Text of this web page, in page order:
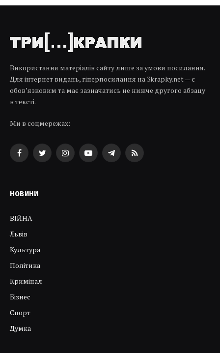
Використання матеріалів сайту лише за умови посилання.
Для інтернет видань, гіперпосилання на 3krapky.net — є
обов’язковим та має зазначатись не нижче другого абзацу
в тексті.
Ми в соцмережах:
FacebookTwitterInstagramYouTubeTelegramRSS
НОВИНИ
ВІЙНА
Львів
Культура
Політика
Кримінал
Бізнес
Спорт
Думка